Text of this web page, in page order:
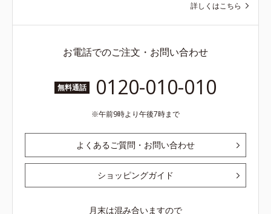
詳しくはこちら
お電話でのご注文・お問い合わせ
無料通話 0120-010-010
午前9時より午後7時まで
よくあるご質問・お問い合わせ
ショッピングガイド
月末は混み合いますので